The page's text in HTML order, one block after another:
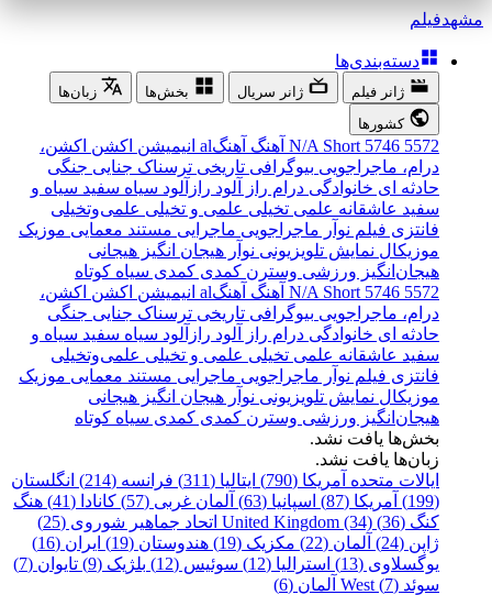
مشهدفیلم
دسته‌بندی‌ها
ژانر فیلم ژانر سریال بخش‌ها
زبان‌ها
کشورها
5572
5746
N/A Short آهنگ آهنگal انیمیشن اکشن اکشن،
درام، ماجراجویی بیوگرافی تاریخی ترسناک جنایی جنگی
حادثه ای خانوادگی درام راز آلود رازآلود سیاه سفید سیاه و
سفید عاشقانه علمی تخیلی علمی و تخیلی علمی‌و‌تخیلی
فانتزی فیلم نوآر ماجراجویی ماجرایی مستند معمایی موزیک
موزیکال نمایش تلویزیونی نوآر هیجان انگیز هیجانی
هیجان‌انگیز ورزشی وسترن کمدی کمدی سیاه کوتاه
5572
5746
N/A Short آهنگ آهنگal انیمیشن اکشن اکشن،
درام، ماجراجویی بیوگرافی تاریخی ترسناک جنایی جنگی
حادثه ای خانوادگی درام راز آلود رازآلود سیاه سفید سیاه و
سفید عاشقانه علمی تخیلی علمی و تخیلی علمی‌و‌تخیلی
فانتزی فیلم نوآر ماجراجویی ماجرایی مستند معمایی موزیک
موزیکال نمایش تلویزیونی نوآر هیجان انگیز هیجانی
هیجان‌انگیز ورزشی وسترن کمدی کمدی سیاه کوتاه
بخش‌ها یافت نشد.
زبان‌ها یافت نشد.
ایالات متحده آمریکا (790)
ایتالیا (311) فرانسه (214)
انگلستان
(199)
آمریکا (87) اسپانیا (63) آلمان غربی (57) کانادا (41)
هنگ
کنگ (36)
United Kingdom (34) اتحاد جماهیر شوروی (25)
ژاپن (24)
آلمان (22) مکزیک (19) هندوستان (19)
ایران (16)
یوگسلاوی (13)
استرالیا (12) سوئیس (12) بلژیک (9)
تایوان (7)
سوئد (7)
West آلمان (6)